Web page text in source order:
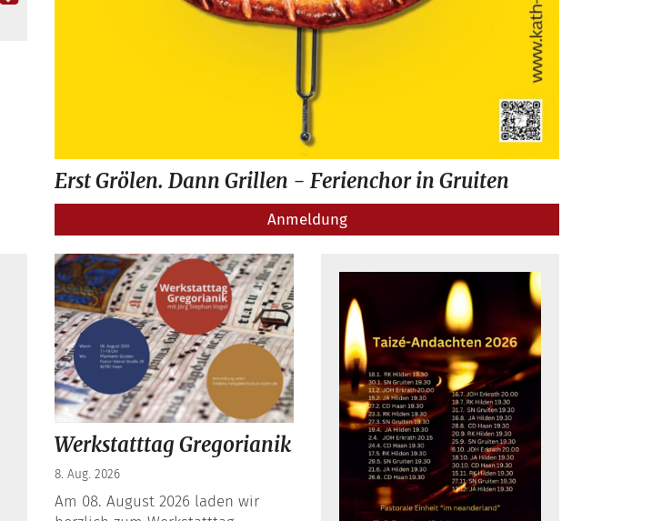
Erst Grölen. Dann Grillen - Ferienchor in Gruiten
Anmeldung
Werkstatttag Gregorianik
8. Aug. 2026
Am 08. August 2026 laden wir